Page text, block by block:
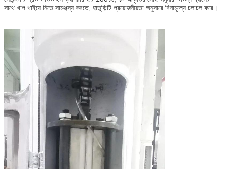
সাথে খাপ খাইয়ে নিতে সামঞ্জস্য করতে, হাতুড়িটি প্রয়োজনীয়তা অনুসারে বিনামূল্যে চলাচল করে।